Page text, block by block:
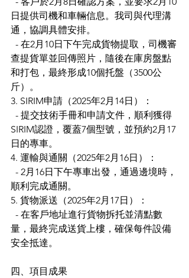
日提供司機和車輛信息。我司與代理溝
通，協調具體安排。
查提貨單並回傳照片，隨後在庫房盤點
和打包，最終形成10個托盤（3500公
斤）。
3. SIRIM申請（2025年2月14日）：
SIRIM認證，覆蓋7個型號，並預約2月17
日的專車。
4. 運輸與通關（2025年2月16日）：
順利完成通關。
5. 貨物派送（2025年2月17日）：
量，最終完成送貨上樓，確保每件設備
安全抵達。
四、項目成果